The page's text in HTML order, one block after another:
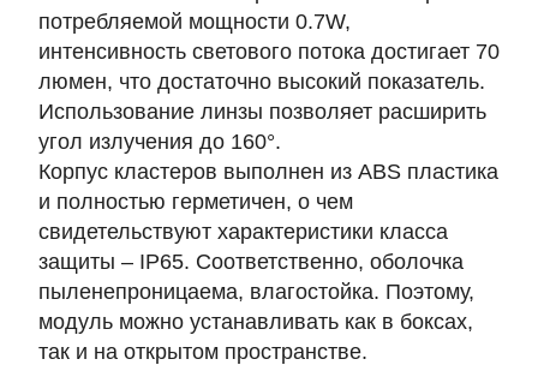
потребляемой мощности 0.7W,
интенсивность светового потока достигает 70
люмен, что достаточно высокий показатель.
Использование линзы позволяет расширить
угол излучения до 160°.
Корпус кластеров выполнен из ABS пластика
и полностью герметичен, о чем
свидетельствуют характеристики класса
защиты – IP65. Соответственно, оболочка
пыленепроницаема, влагостойка. Поэтому,
модуль можно устанавливать как в боксах,
так и на открытом пространстве.